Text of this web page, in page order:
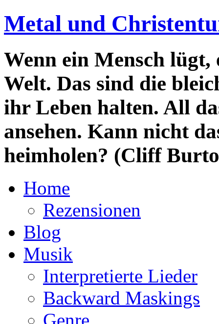
Metal und
Wenn ein Mensch
Welt. Das sind die
ihr Leben halten. All
ansehen. Kann nicht
heimholen? (Cliff
Home
Rezensionen
Blog
Musik
Interpretierte Lieder
Backward Maskings
Genre